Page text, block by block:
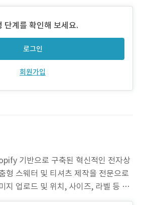
단계를 확인해 보세요.
로그인
회원가입
기반으로 구축된 혁신적인 전자상
형 스웨터 및 티셔츠 제작을 전문으로
지 업로드 및 위치, 사이즈, 라벨 등 다
자신만의 독창적인 의류를 디자인할